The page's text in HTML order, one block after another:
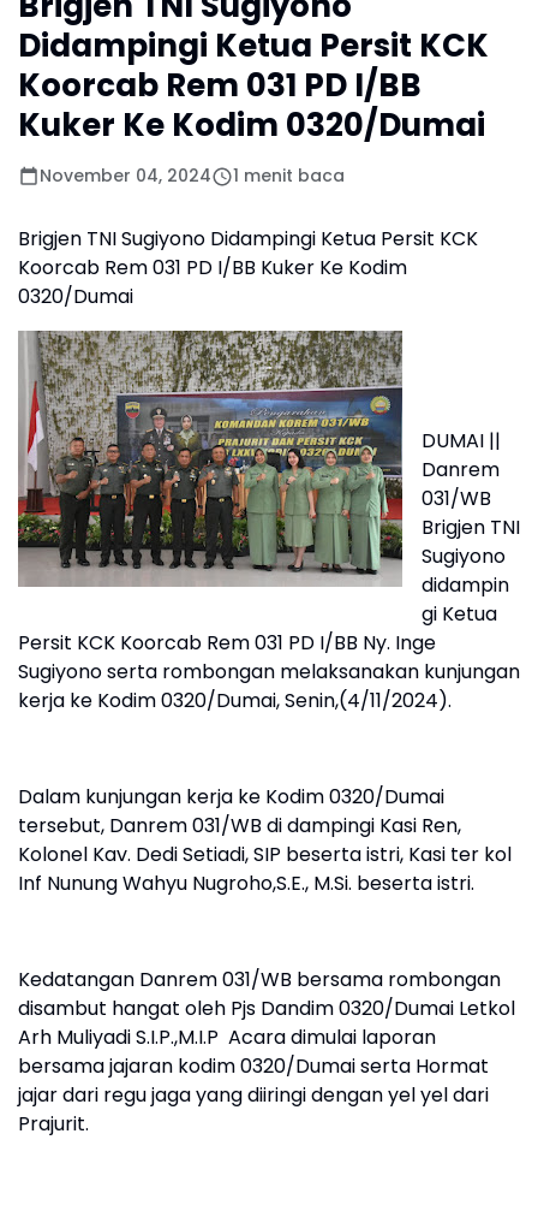
Didampingi Ketua Persit KCK
Koorcab Rem 031 PD I/BB
Kuker Ke Kodim 0320/Dumai
November 04, 2024 1 menit baca
Brigjen TNI Sugiyono Didampingi Ketua Persit KCK
Koorcab Rem 031 PD I/BB Kuker Ke Kodim
0320/Dumai
DUMAI ||
Danrem
031/WB
Brigjen TNI
Sugiyono
didampin
gi Ketua
Persit KCK Koorcab Rem 031 PD I/BB Ny. Inge
Sugiyono serta rombongan melaksanakan kunjungan
kerja ke Kodim 0320/Dumai, Senin,(4/11/2024).
Dalam kunjungan kerja ke Kodim 0320/Dumai
tersebut, Danrem 031/WB di dampingi Kasi Ren,
Kolonel Kav. Dedi Setiadi, SIP beserta istri, Kasi ter kol
Inf Nunung Wahyu Nugroho,S.E., M.Si. beserta istri.
Kedatangan Danrem 031/WB bersama rombongan
disambut hangat oleh Pjs Dandim 0320/Dumai Letkol
Arh Muliyadi S.I.P.,M.I.P Acara dimulai laporan
bersama jajaran kodim 0320/Dumai serta Hormat
jajar dari regu jaga yang diiringi dengan yel yel dari
Prajurit.